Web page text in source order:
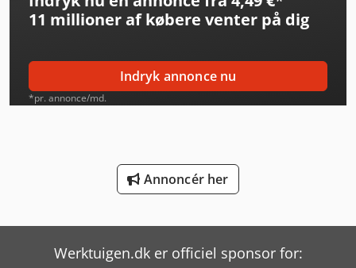
Linde Sideloader
Linde V
Man Tgl 10
Man Tgl 12
11 millioner af købere venter på dig
Indryk annonce nu
*pr. annonce/md.
Annoncér her
Werktuigen.dk er officiel sponsor for: